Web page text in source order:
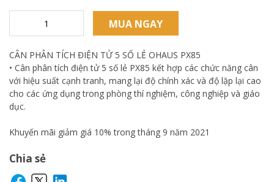
MUA NGAY
CÂN PHÂN TÍCH ĐIỆN TỬ 5 SỐ LẺ OHAUS PX85
• Cân phân tích điện tử 5 số lẻ PX85 kết hợp các chức năng cân
với hiệu suất cạnh tranh, mang lại độ chính xác và độ lặp lại cao
cho các ứng dụng trong phòng thí nghiệm, công nghiệp và giáo
dục.
Khuyến mãi giảm giá 10% trong tháng 9 năm 2021
Chia sẻ